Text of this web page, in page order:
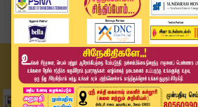
Home
வீடியோ ஸ்டோரி
'ஒரு கடை மூடுனா பின்னாடியே 4 கடை